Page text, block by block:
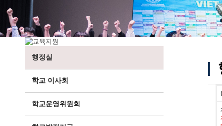
위치/전화
전경사진
행정실
학교 이사회
학교운영위원회